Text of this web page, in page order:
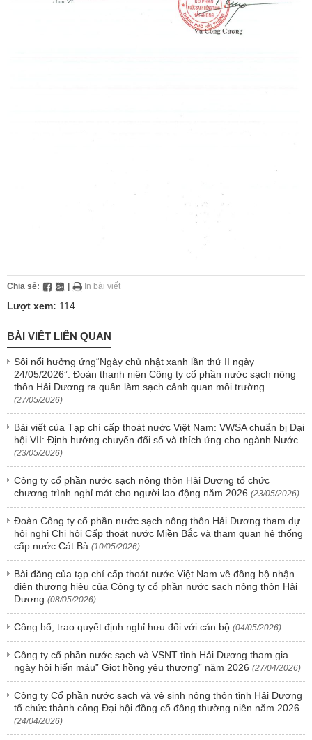
Chia sẻ: In bài viết
Lượt xem: 114
BÀI VIẾT LIÊN QUAN
Sôi nổi hưởng ứng“Ngày chủ nhật xanh lần thứ II ngày
24/05/2026”: Đoàn thanh niên Công ty cổ phần nước sạch nông
thôn Hải Dương ra quân làm sạch cảnh quan môi trường
(27/05/2026)
Bài viết của Tạp chí cấp thoát nước Việt Nam: VWSA chuẩn bị Đại
hội VII: Định hướng chuyển đổi số và thích ứng cho ngành Nước
(23/05/2026)
Công ty cổ phần nước sạch nông thôn Hải Dương tổ chức
chương trình nghỉ mát cho người lao động năm 2026 (23/05/2026)
Đoàn Công ty cổ phần nước sạch nông thôn Hải Dương tham dự
hội nghị Chi hội Cấp thoát nước Miền Bắc và tham quan hệ thống
cấp nước Cát Bà (10/05/2026)
Bài đăng của tạp chí cấp thoát nước Việt Nam về đồng bộ nhận
diện thương hiệu của Công ty cổ phần nước sạch nông thôn Hải
Dương (08/05/2026)
Công bố, trao quyết định nghỉ hưu đối với cán bộ (04/05/2026)
Công ty cổ phần nước sạch và VSNT tỉnh Hải Dương tham gia
ngày hội hiến máu” Giọt hồng yêu thương” năm 2026 (27/04/2026)
Công ty Cổ phần nước sạch và vệ sinh nông thôn tỉnh Hải Dương
tổ chức thành công Đại hội đồng cổ đông thường niên năm 2026
(24/04/2026)